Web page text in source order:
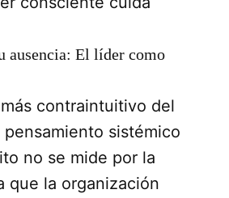
ausencia: El líder como
contraintuitivo del
sistémico
no se mide por la
que la organización